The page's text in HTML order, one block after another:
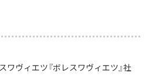
ワヴィエツ『ボレスワヴィエツ』社